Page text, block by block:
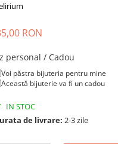
RON
personal / Cadou
Voi păstra bijuteria pentru mine
Această bijuterie va fi un cadou
IN STOC
de livrare: 2-3 zile